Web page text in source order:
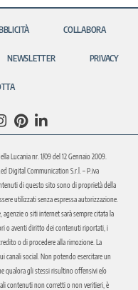
COLLABORA
NEWSLETTER PRIVACY
Lucania nr. 1/09 del 12 Gennaio 2009.
Digital Communication S.r.l. – P.iva
di questo sito sono di proprietà della
utilizzati senza espressa autorizzazione.
o siti internet sarà sempre citata la
o aventi diritto dei contenuti riportati, i
o di procedere alla rimozione. La
canali social. Non potendo esercitare un
qualora gli stessi risultino offensivi e/o
contenuti non corretti o non veritieri, è